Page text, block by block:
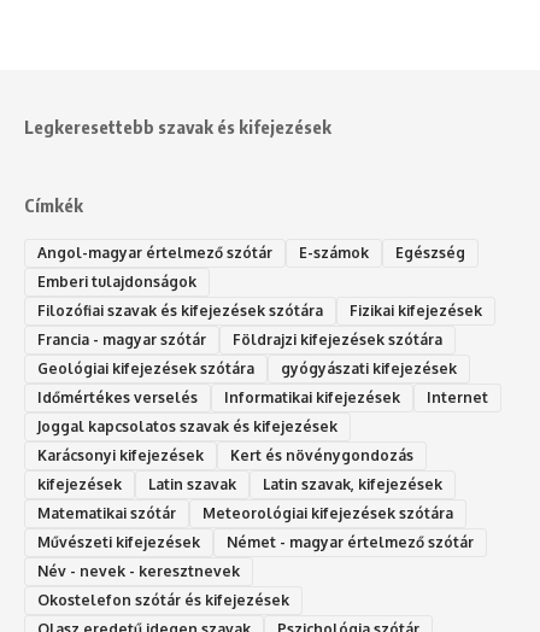
Legkeresettebb szavak és kifejezések
Címkék
Angol-magyar értelmező szótár E-számok
Egészség
Emberi tulajdonságok
Filozófiai szavak és kifejezések szótára
Fizikai kifejezések
Francia - magyar szótár
Földrajzi kifejezések szótára
Geológiai kifejezések szótára
gyógyászati kifejezések
Időmértékes verselés
Informatikai kifejezések
Internet
Joggal kapcsolatos szavak és kifejezések
Karácsonyi kifejezések
Kert és növénygondozás
kifejezések
Latin szavak
Latin szavak, kifejezések
Matematikai szótár
Meteorológiai kifejezések szótára
Művészeti kifejezések
Német - magyar értelmező szótár
Név - nevek - keresztnevek
Okostelefon szótár és kifejezések